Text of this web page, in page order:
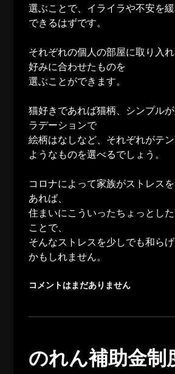
選ぶことで、イライラや不安を
できるはずです。
それぞれの個人の部屋に取り入れ
好みに合わせたものを
選ぶことができます。
猫好きであれば猫柄、シンプル
ラデーションで
絵柄はなしなど、それぞれがテ
ようなものを選べるでしょう。
コロナによって家族がストレス
あれば、
住まいにこういったちょっとし
ことで、
そんなストレスを少しでも和ら
かもしれません。
コメントはまだありません
のれん補助金制